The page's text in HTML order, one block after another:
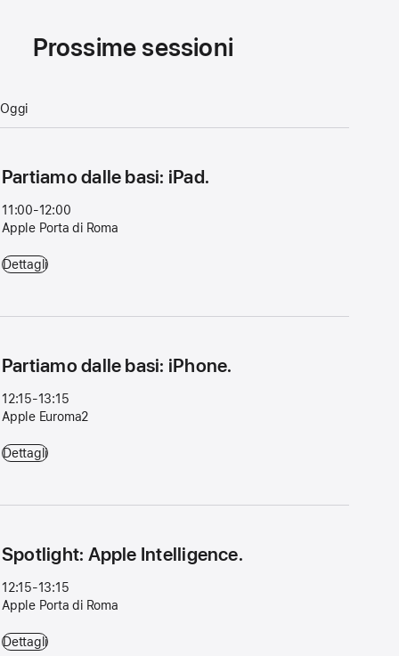
Prossime sessioni
Oggi
Partiamo dalle basi: iPad.
11:00-12:00
Apple Porta di Roma
Partiamo dalle basi: iPad. - 11:00-12:00 - Apple Porta di Roma
Dettagli
Partiamo dalle basi: iPhone.
12:15-13:15
Apple Euroma2
Partiamo dalle basi: iPhone. - 12:15-13:15 - Apple Euroma2
Dettagli
Spotlight: Apple Intelligence.
12:15-13:15
Apple Porta di Roma
Spotlight: Apple Intelligence. - 12:15-13:15 - Apple Porta di Roma
Dettagli